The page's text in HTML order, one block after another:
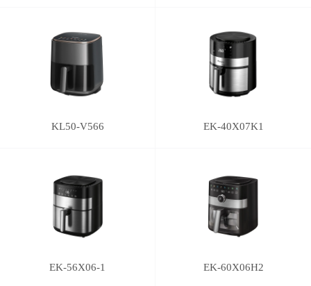
KL50-V566 EK-40X07K1
EK-56X06-1 EK-60X06H2